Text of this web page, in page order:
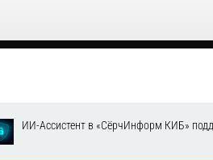
ИИ-Ассистент в «СёрчИнформ КИБ»